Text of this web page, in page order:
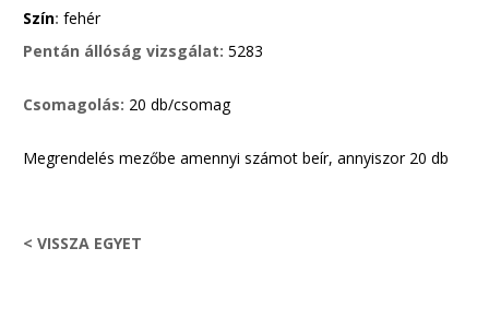
Szín:fehér
Pentán állóság vizsgálat:5283
Csomagolás: 20 db/csomag
Megrendelés mezőbe amennyi számot beír, annyiszor 20 db
< VISSZA EGYET